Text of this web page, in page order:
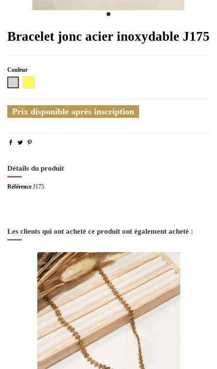
Bracelet jonc acier inoxydable J175
Couleur
Prix disponible après inscription
Détails du produit
Référence J175
Les clients qui ont acheté ce produit ont également acheté :